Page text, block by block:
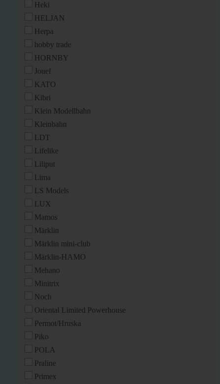
Heki
HELJAN
Herpa
hobby trade
HORNBY
Jouef
KATO
Kibri
Klein Modellbahn
Kleinbahn
LDT
Lifelike
Liliput
Lima
LS Models
LUX
Mamos
Märklin
Märklin mini-club
Märklin-HAMO
Mehano
Minitrix
Noch
Oriental Limited Powerhouse
Permot/Hruska
Piko
POLA
Praline
Primex